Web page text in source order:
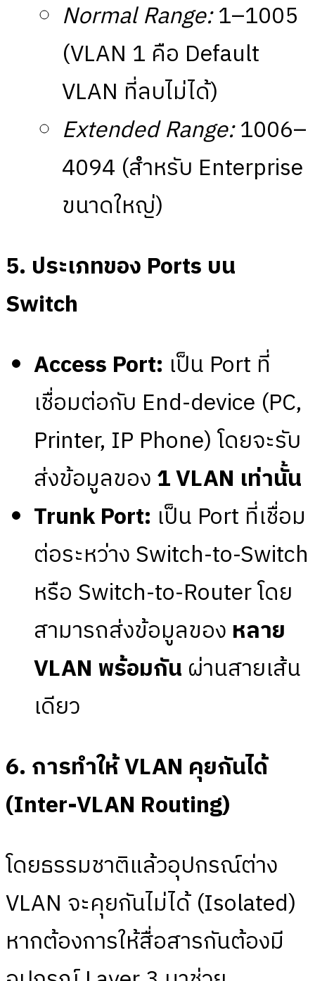
Normal Range:1–1005
(VLAN 1 คือ Default
VLAN ที่ลบไม่ได้)
Extended Range:1006–
4094 (สำหรับ Enterprise
ขนาดใหญ่)
5. ประเภทของ Ports บน
Switch
Access Port: เป็น Port ที่
เชื่อมต่อกับ End-device (PC,
Printer, IP Phone) โดยจะรับ
ส่งข้อมูลของ1 VLAN เท่านั้น
Trunk Port: เป็น Port ที่เชื่อม
ต่อระหว่าง Switch-to-Switch
หรือ Switch-to-Router โดย
สามารถส่งข้อมูลของ หลาย
VLAN พร้อมกัน ผ่านสายเส้น
เดียว
6. การทำให้ VLAN คุยกันได้
(Inter-VLAN Routing)
โดยธรรมชาติแล้วอุปกรณ์ต่าง
VLAN จะคุยกันไม่ได้ (Isolated)
หากต้องการให้สื่อสารกันต้องมี